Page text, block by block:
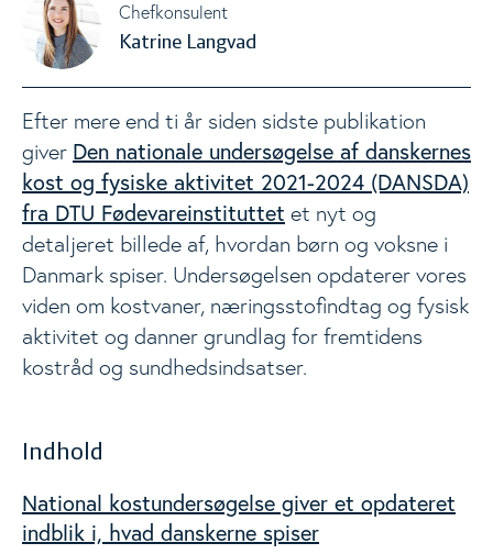
Måltidets betydning
Materialer
Nyheder
Events
Chefkonsulent
Katrine Langvad
Efter mere end ti år siden sidste publikation
giver Den nationale undersøgelse af danskernes
kost og fysiske aktivitet 2021-2024 (DANSDA)
fra DTU Fødevareinstituttet et nyt og
detaljeret billede af, hvordan børn og voksne i
Danmark spiser. Undersøgelsen opdaterer vores
viden om kostvaner, næringsstofindtag og fysisk
aktivitet og danner grundlag for fremtidens
kostråd og sundhedsindsatser.
Indhold
National kostundersøgelse giver et opdateret
indblik i, hvad danskerne spiser